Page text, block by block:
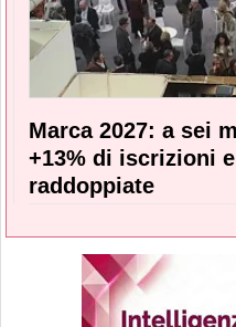
Marca 2027: a sei
+13% di iscrizioni
raddoppiate